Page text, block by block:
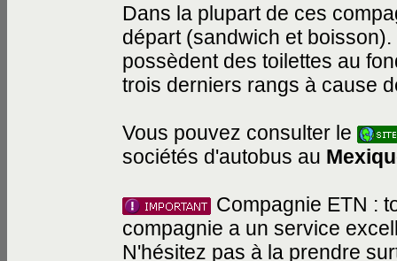
Dans la plupart de ces
départ (sandwich et
possèdent des toilettes au
trois derniers rangs à cause
Vous pouvez consulter le
sociétés d'autobus au
Compagnie ETN :
compagnie a un service
N'hésitez pas à la prendre